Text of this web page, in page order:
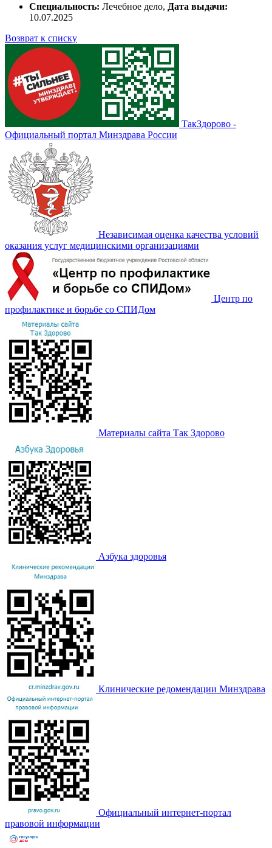
Специальность: Лечебное дело, Дата выдачи:
10.07.2025
Возврат к списку
ТакЗдорово -
Официальный портал Минздрава России
Независимая оценка качества условий
оказания услуг медицинскими организациями
Центр по
профилактике и борьбе со СПИДом
Материалы сайта Так Здорово
Азбука здоровья
Клинические редомендации Минздрава
Официальный интернет-портал
правовой информации